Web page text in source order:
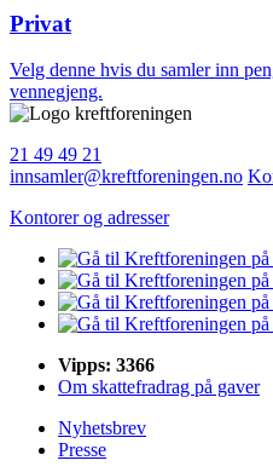
Privat
Velg denne hvis du samler inn
vennegjeng.
21 49 49 21
innsamler@kreftforeningen.no
Kontorer og adresser
Vipps: 3366
Om skattefradrag på gaver
Nyhetsbrev
Presse